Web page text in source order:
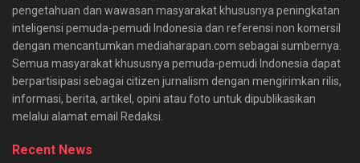
pengetahuan dan wawasan masyarakat khususnya peningkatan
inteligensi pemuda-pemudi Indonesia dan referensi non komersil
dengan mencantumkan mediaharapan.com sebagai sumbernya.
Semua masyarakat khususnya pemuda-pemudi Indonesia dapat
berpartisipasi sebagai citizen jurnalism dengan mengirimkan rilis,
informasi, berita, artikel, opini atau foto untuk dipublikasikan
melalui alamat email Redaksi.
Recent News